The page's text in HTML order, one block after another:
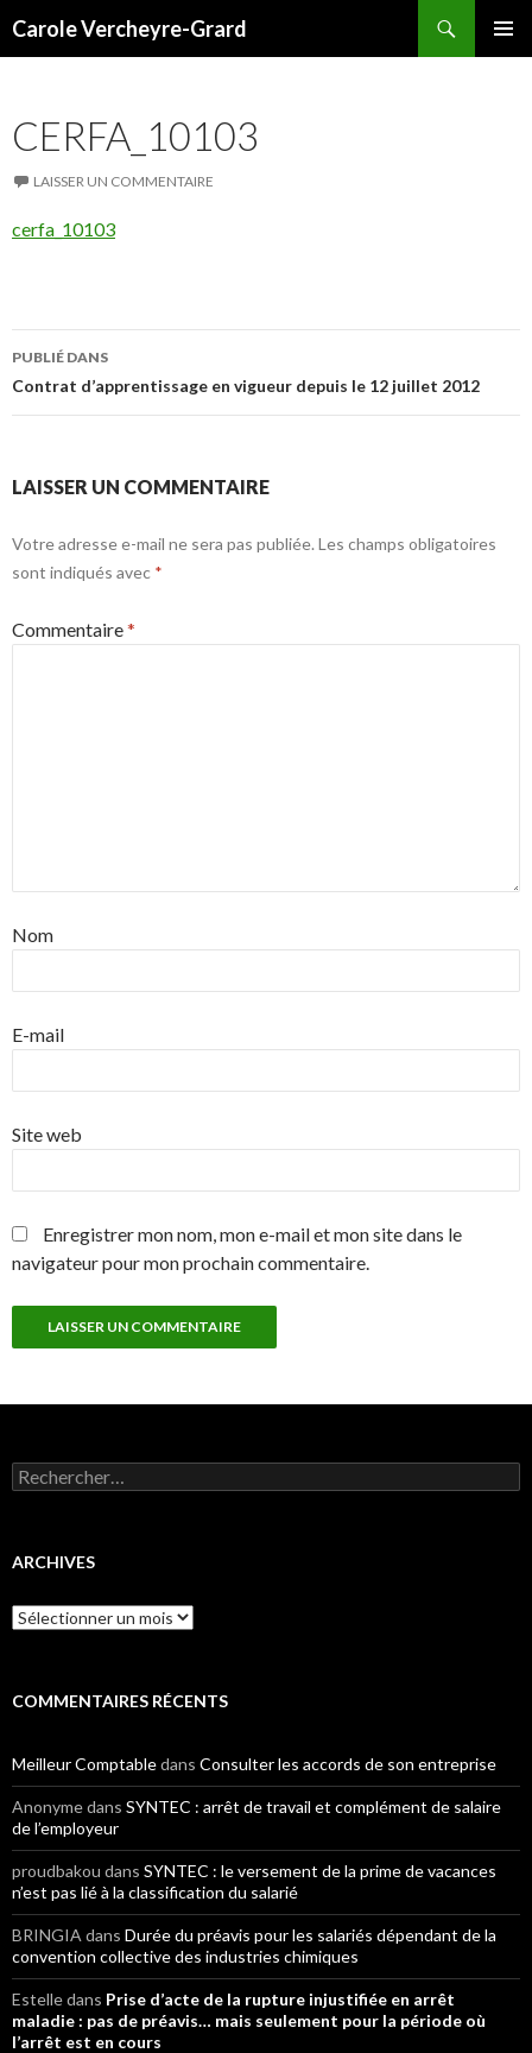
Carole Vercheyre-Grard
CERFA_10103
LAISSER UN COMMENTAIRE
cerfa_10103
Navigation
des
PUBLIÉ DANS
Contrat d’apprentissage en vigueur depuis le 12 juillet 2012
LAISSER UN COMMENTAIRE
Votre adresse e-mail ne sera pas publiée. Les champs obligatoires
sont indiqués avec *
Commentaire*
Nom
E-mail
Site web
Enregistrer mon nom, mon e-mail et mon site dans le
navigateur pour mon prochain commentaire.
Rechercher :
ARCHIVES
Archives
COMMENTAIRES RÉCENTS
Meilleur Comptabledans Consulter les accords de son entreprise
Anonymedans SYNTEC : arrêt de travail et complément de salaire
de l’employeur
proudbakou dans SYNTEC : le versement de la prime de vacances
n’est pas lié à la classification du salarié
BRINGIA dans Durée du préavis pour les salariés dépendant de la
convention collective des industries chimiques
Estelledans Prise d’acte de la rupture injustifiée en arrêt
maladie : pas de préavis… mais seulement pour la période où
l’arrêt est en cours